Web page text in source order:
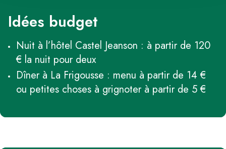
Idées budget
Nuit à l’hôtel Castel Jeanson : à partir de 120
€ la nuit pour deux
Dîner à La Frigousse : menu à partir de 14 €
ou petites choses à grignoter à partir de 5 €